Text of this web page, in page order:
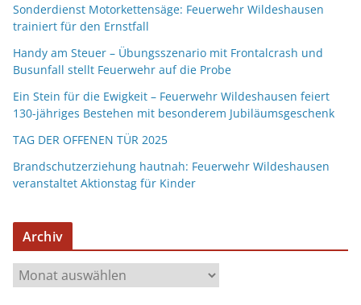
Sonderdienst Motorkettensäge: Feuerwehr Wildeshausen
trainiert für den Ernstfall
Handy am Steuer – Übungsszenario mit Frontalcrash und
Busunfall stellt Feuerwehr auf die Probe
Ein Stein für die Ewigkeit – Feuerwehr Wildeshausen feiert
130-jähriges Bestehen mit besonderem Jubiläumsgeschenk
TAG DER OFFENEN TÜR 2025
Brandschutzerziehung hautnah: Feuerwehr Wildeshausen
veranstaltet Aktionstag für Kinder
Archiv